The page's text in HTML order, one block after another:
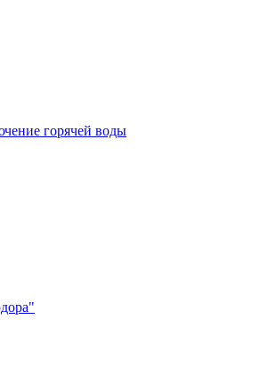
горячей воды